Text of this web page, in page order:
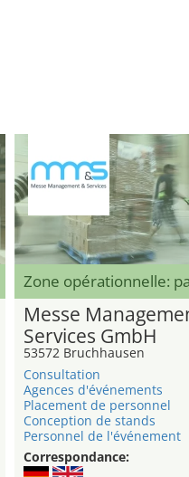
Zone opérationnelle:
Messe
Services GmbH
53572 Bruchhausen
Consultation
Agences d'événements
Placement de personnel
Conception de stands
Personnel de l'événement
Correspondance: